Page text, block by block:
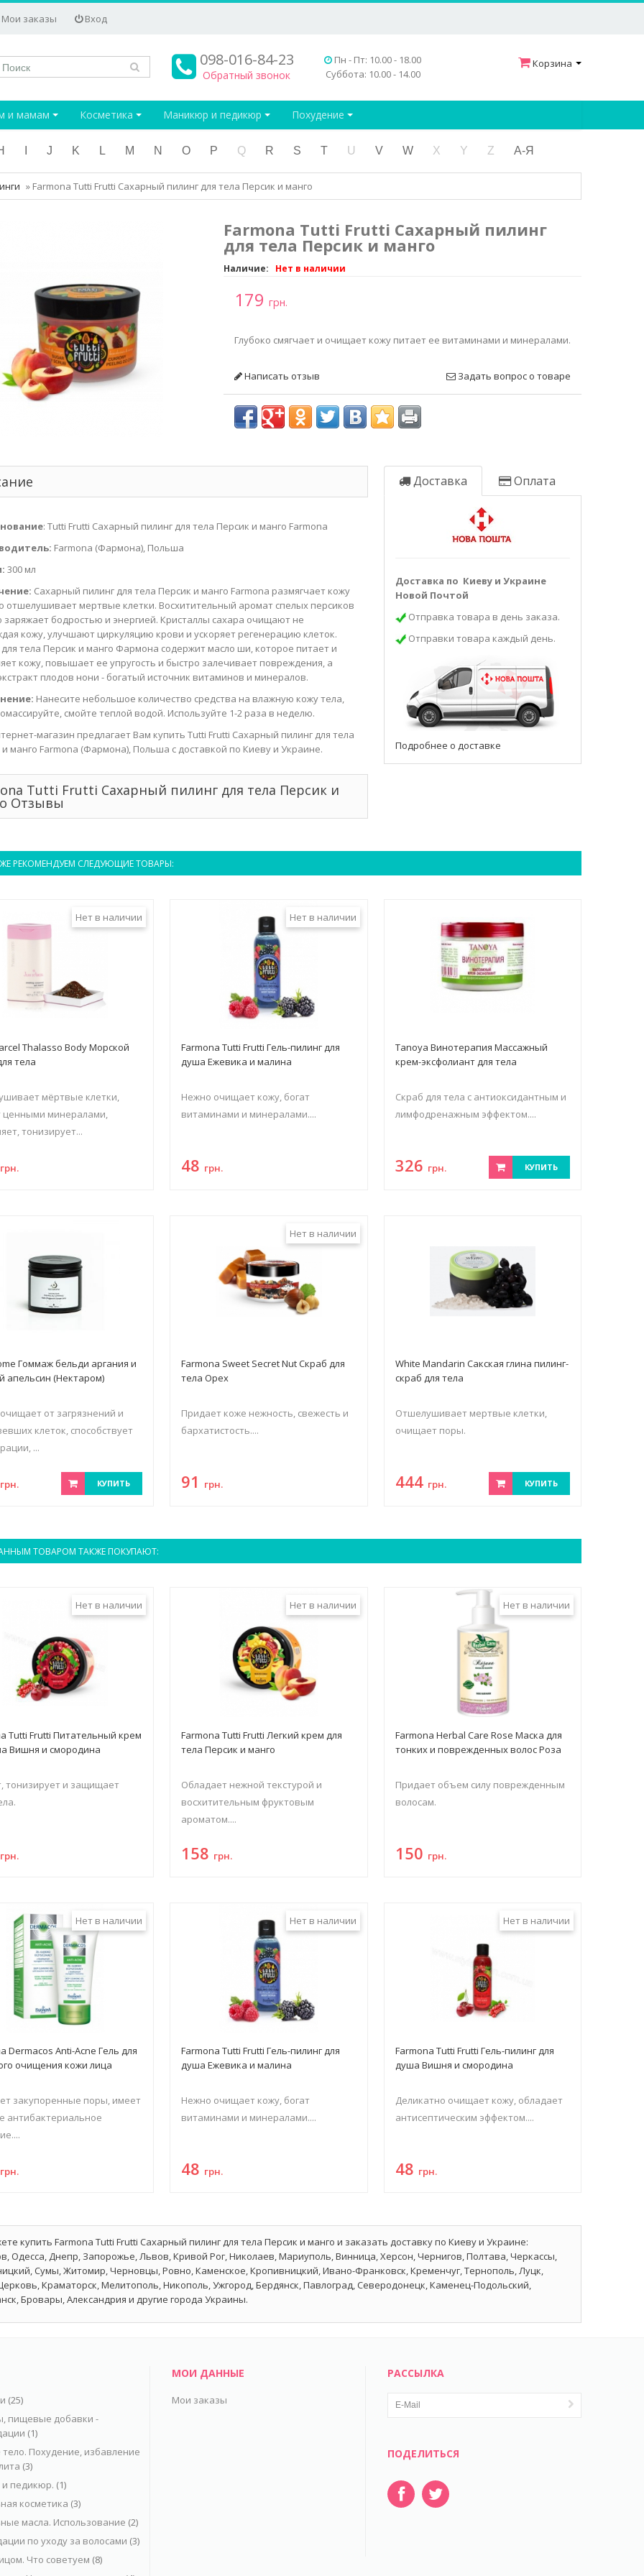
Мои заказы Вход
098-016-84-23
Обратный звонок
Пн - Пт: 10.00 - 18.00
Суббота: 10.00 - 14.00
Корзина
и мамам Косметика Маникюр и педикюр Похудение
J K L M N O P Q R S T U V W X Y Z А-Я
» Farmona Tutti Frutti Сахарный пилинг для тела Персик и манго
Farmona Tutti Frutti Сахарный пилинг
для тела Персик и манго
Наличие: Нет в наличии
179 грн.
Глубоко смягчает и очищает кожу питает ее витаминами и минералами.
Написать отзыв Задать вопрос о товаре
: Tutti Frutti Сахарный пилинг для тела Персик и манго Farmona
Farmona (Фармона), Польша
300 мл
Сахарный пилинг для тела Персик и манго Farmona размягчает кожу
отшелушивает мертвые клетки. Восхитительный аромат спелых персиков
заряжает бодростью и энергией. Кристаллы сахара очищают не
кожу, улучшают циркуляцию крови и ускоряет регенерацию клеток.
для тела Персик и манго Фармона содержит масло ши, которое питает и
кожу, повышает ее упругость и быстро залечивает повреждения, а
плодов нони - богатый источник витаминов и минералов.
Нанесите небольшое количество средства на влажную кожу тела,
смойте теплой водой. Используйте 1-2 раза в неделю.
магазин предлагает Вам купить Tutti Frutti Сахарный пилинг для тела
и манго Farmona (Фармона), Польша с доставкой по Киеву и Украине.
Tutti Frutti Сахарный пилинг для тела Персик и
Отзывы
Доставка Оплата
Доставка по Киеву и Украине
Новой Почтой
Отправка товара в день заказа.
Отправки товара каждый день.
Подробнее о доставке
РЕКОМЕНДУЕМ СЛЕДУЮЩИЕ ТОВАРЫ:
Нет в наличии
Thalasso Body Морской
тела
мёртвые клетки,
ценными минералами,
тонизирует...
грн.
Нет в наличии
Farmona Tutti Frutti Гель-пилинг для
душа Ежевика и малина
Нежно очищает кожу, богат
витаминами и минералами....
48 грн.
Tanoya Винотерапия Массажный
крем-эксфолиант для тела
Скраб для тела с антиоксидантным и
лимфодренажным эффектом....
326 грн. КУПИТЬ
Гоммаж бельди аргания и
апельсин (Нектаром)
от загрязнений и
клеток, способствует
...
грн. КУПИТЬ
Нет в наличии
Farmona Sweet Secret Nut Скраб для
тела Орех
Придает коже нежность, свежесть и
бархатистость....
91 грн.
White Mandarin Сакская глина пилинг-
скраб для тела
Отшелушивает мертвые клетки,
очищает поры.
444 грн. КУПИТЬ
ТОВАРОМ ТАКЖЕ ПОКУПАЮТ:
Нет в наличии
Tutti Frutti Питательный крем
Вишня и смородина
тонизирует и защищает
грн.
Нет в наличии
Farmona Tutti Frutti Легкий крем для
тела Персик и манго
Обладает нежной текстурой и
восхитительным фруктовым
ароматом....
158 грн.
Нет в наличии
Farmona Herbal Care Rose Маска для
тонких и поврежденных волос Роза
Придает объем силу поврежденным
волосам.
150 грн.
Нет в наличии
Dermacos Anti-Аcne Гель для
очищения кожи лица
закупоренные поры, имеет
антибактериальное
грн.
Нет в наличии
Farmona Tutti Frutti Гель-пилинг для
душа Ежевика и малина
Нежно очищает кожу, богат
витаминами и минералами....
48 грн.
Нет в наличии
Farmona Tutti Frutti Гель-пилинг для
душа Вишня и смородина
Деликатно очищает кожу, обладает
антисептическим эффектом....
48 грн.
купить Farmona Tutti Frutti Сахарный пилинг для тела Персик и манго и заказать доставку по Киеву и Украине:
Одесса, Днепр, Запорожье, Львов, Кривой Рог, Николаев, Мариуполь, Винница, Херсон, Чернигов, Полтава, Черкассы,
Сумы, Житомир, Черновцы, Ровно, Каменское, Кропивницкий, Ивано-Франковск, Кременчуг, Тернополь, Луцк,
Краматорск, Мелитополь, Никополь, Ужгород, Бердянск, Павлоград, Северодонецк, Каменец-Подольский,
Бровары, Александрия и другие города Украины.
(25)
пищевые добавки -
(1)
тело. Похудение, избавление
(3)
педикюр. (1)
косметика (3)
масла. Использование (2)
по уходу за волосами (3)
Что советуем (8)
МОИ ДАННЫЕ
Мои заказы
РАССЫЛКА
ПОДЕЛИТЬСЯ